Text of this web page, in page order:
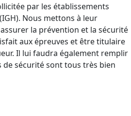
par les établissements
Nous mettons à leur
la prévention et la sécurité
aux épreuves et être titulaire
Il lui faudra également remplir
de sécurité sont tous très bien